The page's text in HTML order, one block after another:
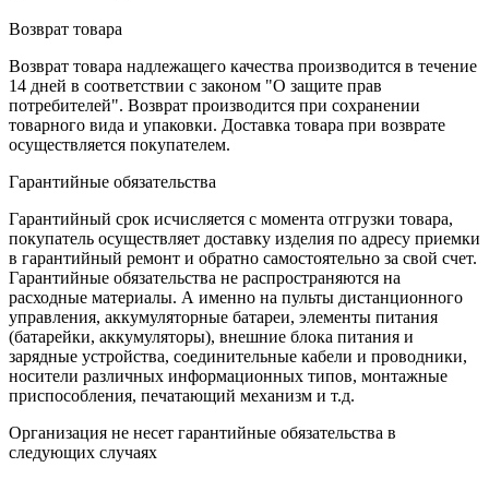
Возврат товара
Возврат товара надлежащего качества производится в течение
14 дней в соответствии с законом "О защите прав
потребителей". Возврат производится при сохранении
товарного вида и упаковки. Доставка товара при возврате
осуществляется покупателем.
Гарантийные обязательства
Гарантийный срок исчисляется с момента отгрузки товара,
покупатель осуществляет доставку изделия по адресу приемки
в гарантийный ремонт и обратно самостоятельно за свой счет.
Гарантийные обязательства не распространяются на
расходные материалы. А именно на пульты дистанционного
управления, аккумуляторные батареи, элементы питания
(батарейки, аккумуляторы), внешние блока питания и
зарядные устройства, соединительные кабели и проводники,
носители различных информационных типов, монтажные
приспособления, печатающий механизм и т.д.
Организация не несет гарантийные обязательства в
следующих случаях